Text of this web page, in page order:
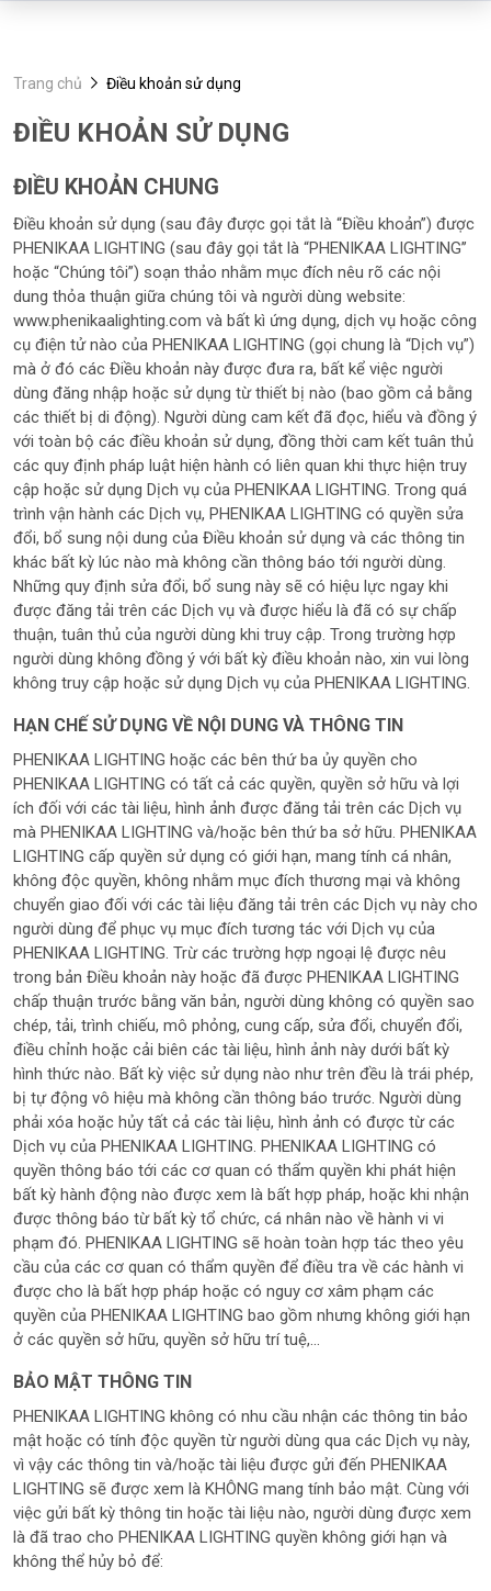
Trang chủ Điều khoản sử dụng
ĐIỀU KHOẢN SỬ DỤNG
ĐIỀU KHOẢN CHUNG
Điều khoản sử dụng (sau đây được gọi tắt là “Điều khoản”) được
PHENIKAA LIGHTING (sau đây gọi tắt là “PHENIKAA LIGHTING’’
hoặc “Chúng tôi”) soạn thảo nhằm mục đích nêu rõ các nội
dung thỏa thuận giữa chúng tôi và người dùng website:
www.phenikaalighting.com và bất kì ứng dụng, dịch vụ hoặc công
cụ điện tử nào của PHENIKAA LIGHTING (gọi chung là “Dịch vụ”)
mà ở đó các Điều khoản này được đưa ra, bất kể việc người
dùng đăng nhập hoặc sử dụng từ thiết bị nào (bao gồm cả bằng
các thiết bị di động). Người dùng cam kết đã đọc, hiểu và đồng ý
với toàn bộ các điều khoản sử dụng, đồng thời cam kết tuân thủ
các quy định pháp luật hiện hành có liên quan khi thực hiện truy
cập hoặc sử dụng Dịch vụ của PHENIKAA LIGHTING. Trong quá
trình vận hành các Dịch vụ, PHENIKAA LIGHTING có quyền sửa
đổi, bổ sung nội dung của Điều khoản sử dụng và các thông tin
khác bất kỳ lúc nào mà không cần thông báo tới người dùng.
Những quy định sửa đổi, bổ sung này sẽ có hiệu lực ngay khi
được đăng tải trên các Dịch vụ và được hiểu là đã có sự chấp
thuận, tuân thủ của người dùng khi truy cập. Trong trường hợp
người dùng không đồng ý với bất kỳ điều khoản nào, xin vui lòng
không truy cập hoặc sử dụng Dịch vụ của PHENIKAA LIGHTING.
HẠN CHẾ SỬ DỤNG VỀ NỘI DUNG VÀ THÔNG TIN
PHENIKAA LIGHTING hoặc các bên thứ ba ủy quyền cho
PHENIKAA LIGHTING có tất cả các quyền, quyền sở hữu và lợi
ích đối với các tài liệu, hình ảnh được đăng tải trên các Dịch vụ
mà PHENIKAA LIGHTING và/hoặc bên thứ ba sở hữu. PHENIKAA
LIGHTING cấp quyền sử dụng có giới hạn, mang tính cá nhân,
không độc quyền, không nhằm mục đích thương mại và không
chuyển giao đối với các tài liệu đăng tải trên các Dịch vụ này cho
người dùng để phục vụ mục đích tương tác với Dịch vụ của
PHENIKAA LIGHTING. Trừ các trường hợp ngoại lệ được nêu
trong bản Điều khoản này hoặc đã được PHENIKAA LIGHTING
chấp thuận trước bằng văn bản, người dùng không có quyền sao
chép, tải, trình chiếu, mô phỏng, cung cấp, sửa đổi, chuyển đổi,
điều chỉnh hoặc cải biên các tài liệu, hình ảnh này dưới bất kỳ
hình thức nào. Bất kỳ việc sử dụng nào như trên đều là trái phép,
bị tự động vô hiệu mà không cần thông báo trước. Người dùng
phải xóa hoặc hủy tất cả các tài liệu, hình ảnh có được từ các
Dịch vụ của PHENIKAA LIGHTING. PHENIKAA LIGHTING có
quyền thông báo tới các cơ quan có thẩm quyền khi phát hiện
bất kỳ hành động nào được xem là bất hợp pháp, hoặc khi nhận
được thông báo từ bất kỳ tổ chức, cá nhân nào về hành vi vi
phạm đó. PHENIKAA LIGHTING sẽ hoàn toàn hợp tác theo yêu
cầu của các cơ quan có thẩm quyền để điều tra về các hành vi
được cho là bất hợp pháp hoặc có nguy cơ xâm phạm các
quyền của PHENIKAA LIGHTING bao gồm nhưng không giới hạn
ở các quyền sở hữu, quyền sở hữu trí tuệ,...
BẢO MẬT THÔNG TIN
PHENIKAA LIGHTING không có nhu cầu nhận các thông tin bảo
mật hoặc có tính độc quyền từ người dùng qua các Dịch vụ này,
vì vậy các thông tin và/hoặc tài liệu được gửi đến PHENIKAA
LIGHTING sẽ được xem là KHÔNG mang tính bảo mật. Cùng với
việc gửi bất kỳ thông tin hoặc tài liệu nào, người dùng được xem
là đã trao cho PHENIKAA LIGHTING quyền không giới hạn và
không thể hủy bỏ để: